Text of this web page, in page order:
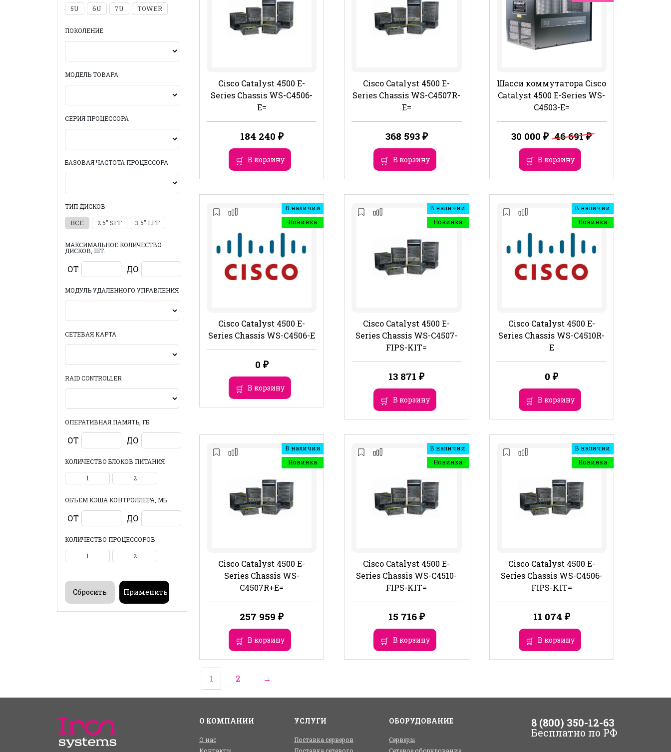
5U
6U 7U TOWER
ПОКОЛЕНИЕ
МОДЕЛЬ ТОВАРА
СЕРИЯ ПРОЦЕССОРА
БАЗОВАЯ ЧАСТОТА ПРОЦЕССОРА
ТИП ДИСКОВ
ВСЕ 2.5" SFF 3.5" LFF
МАКСИМАЛЬНОЕ КОЛИЧЕСТВО
ДИСКОВ, ШТ.
ОТ ДО
МОДУЛЬ УДАЛЕННОГО УПРАВЛЕНИЯ
СЕТЕВАЯ КАРТА
RAID CONTROLLER
ОПЕРАТИВНАЯ ПАМЯТЬ, ГБ
ОТ ДО
КОЛИЧЕСТВО БЛОКОВ ПИТАНИЯ
1 2
ОБЪЕМ КЭША КОНТРОЛЛЕРА, МБ
ОТ ДО
КОЛИЧЕСТВО ПРОЦЕССОРОВ
1 2
Cisco Catalyst 4500 E-
Series Chassis WS-C4506-
E=
184 240 ₽
В корзину
Cisco Catalyst 4500 E-
Series Chassis WS-C4507R-
E=
368 593 ₽
В корзину
Шасси коммутатора Cisco
Catalyst 4500 E-Series WS-
C4503-E=
46 691₽
Первоначальная
цена
составляла
46
30 000₽
Текущая
цена:
000 ₽.
В корзину
В наличии
Новинка
Cisco Catalyst 4500 E-
Series Chassis WS-C4506-E
0 ₽
В корзину
В наличии
Новинка
Cisco Catalyst 4500 E-
Series Chassis WS-C4507-
FIPS-KIT=
13 871₽
В корзину
В наличии
Новинка
Cisco Catalyst 4500 E-
Series Chassis WS-C4510R-
E
0₽
В корзину
В наличии
Новинка
Cisco Catalyst 4500 E-
Series Chassis WS-
C4507R+E=
257 959₽
В корзину
В наличии
Новинка
Cisco Catalyst 4500 E-
Series Chassis WS-C4510-
FIPS-KIT=
15 716 ₽
В корзину
В наличии
Новинка
Cisco Catalyst 4500 E-
Series Chassis WS-C4506-
FIPS-KIT=
11 074 ₽
В корзину
1 2 →
О КОМПАНИИ
О нас
УСЛУГИ
Поставка серверов
ОБОРУДОВАНИЕ
Серверы
8 (800) 350-12-63
Бесплатно по РФ